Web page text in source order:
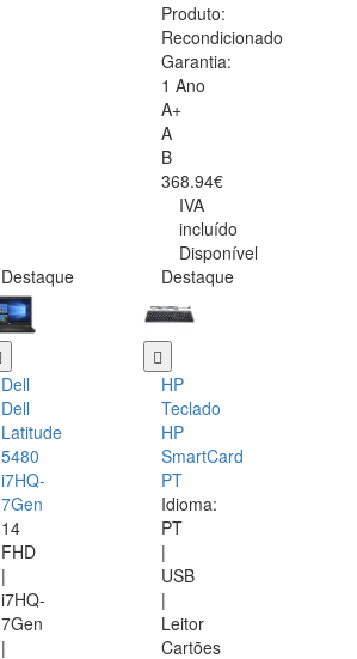
Produto:
Recondicionado
Garantia:
1 Ano
A+
A
B
368.94€
IVA
incluído
Disponível
Destaque
Dell
Dell
Latitude
5480
i7HQ-
7Gen
14
FHD
|
i7HQ-
7Gen
|
Destaque
HP
Teclado
HP
SmartCard
PT
Idioma:
PT
|
USB
|
Leitor
Cartões